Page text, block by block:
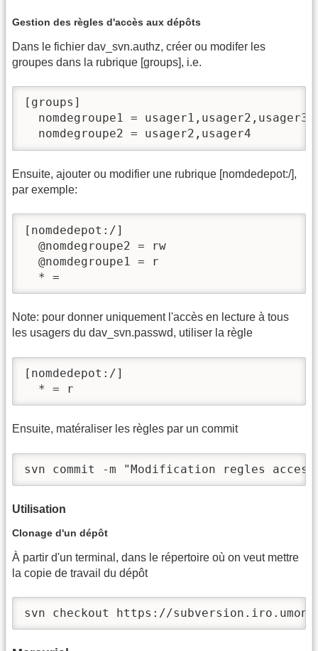
Gestion des règles d'accès aux dépôts
Dans le fichier dav_svn.authz, créer ou modifer les
groupes dans la rubrique [groups], i.e.
[groups]
  nomdegroupe1 = usager1,usager2,usager3
  nomdegroupe2 = usager2,usager4
Ensuite, ajouter ou modifier une rubrique [nomdedepot:/],
par exemple:
[nomdedepot:/]
  @nomdegroupe2 = rw
  @nomdegroupe1 = r
  * =
Note: pour donner uniquement l'accès en lecture à tous
les usagers du dav_svn.passwd, utiliser la règle
[nomdedepot:/]
  * = r
Ensuite, matéraliser les règles par un commit
svn commit -m "Modification regles
Utilisation
Clonage d'un dépôt
À partir d'un terminal, dans le répertoire où on veut mettre
la copie de travail du dépôt
svn checkout https://